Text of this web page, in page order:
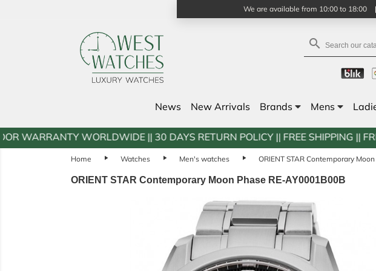
We are available from 10:00 to 18:00 |

News New Arrivals Brands Mens
|| 30 DAYS RETURN POLICY || FREE SHIPPING || FREE LASER
Home play_arrow Watches play_arrow Men's watches play_arrow ORIENT STAR Contemporary
ORIENT STAR Contemporary Moon Phase RE-AY0001B00B